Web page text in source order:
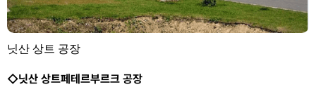
닛산 상트 공장
◇닛산 상트페테르부르크 공장